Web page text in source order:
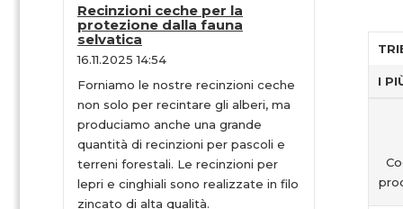
I
Recinzioni ceche per la
protezione dalla fauna
selvatica
16.11.2025 14:54
Forniamo le nostre recinzioni ceche
non solo per recintare gli alberi, ma
produciamo anche una grande
quantità di recinzioni per pascoli e
terreni forestali. Le recinzioni per
lepri e cinghiali sono realizzate in filo
zincato di alta qualità.